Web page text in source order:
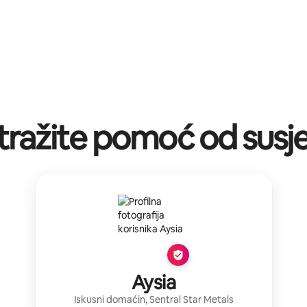
pomoć od
Aysia
Iskusni domaćin,Sentral Star Metals